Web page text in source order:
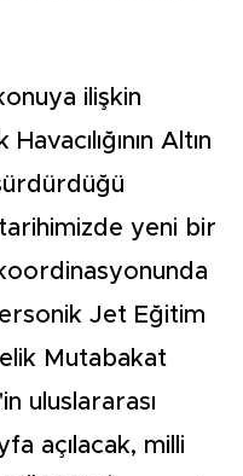
ilişkin
Altın
yeni bir
Jet Eğitim
Mutabakat
uluslararası
açılacak, milli